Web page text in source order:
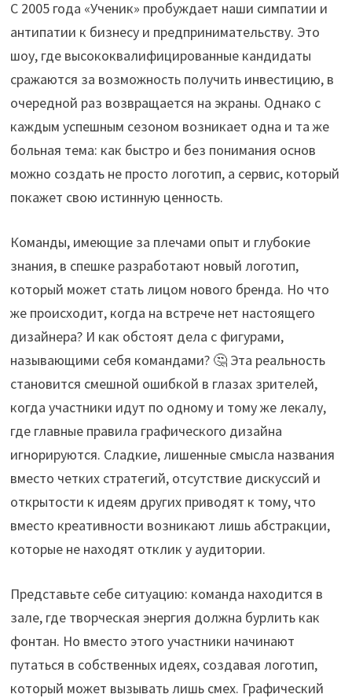
С 2005 года «Ученик» пробуждает наши симпатии и
антипатии к бизнесу и предпринимательству. Это
шоу, где высококвалифицированные кандидаты
сражаются за возможность получить инвестицию, в
очередной раз возвращается на экраны. Однако с
каждым успешным сезоном возникает одна и та же
больная тема: как быстро и без понимания основ
можно создать не просто логотип, а сервис, который
покажет свою истинную ценность.
Команды, имеющие за плечами опыт и глубокие
знания, в спешке разработают новый логотип,
который может стать лицом нового бренда. Но что
же происходит, когда на встрече нет настоящего
дизайнера? И как обстоят дела с фигурами,
называющими себя командами? 🤔 Эта реальность
становится смешной ошибкой в глазах зрителей,
когда участники идут по одному и тому же лекалу,
где главные правила графического дизайна
игнорируются. Сладкие, лишенные смысла названия
вместо четких стратегий, отсутствие дискуссий и
открытости к идеям других приводят к тому, что
вместо креативности возникают лишь абстракции,
которые не находят отклик у аудитории.
Представьте себе ситуацию: команда находится в
зале, где творческая энергия должна бурлить как
фонтан. Но вместо этого участники начинают
путаться в собственных идеях, создавая логотип,
который может вызывать лишь смех. Графический